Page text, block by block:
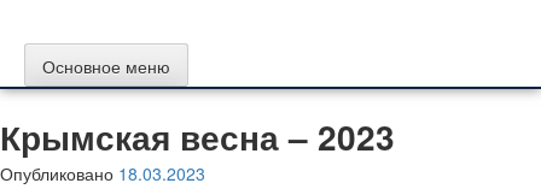
Основное меню
Крымская весна – 2023
Опубликовано 18.03.2023